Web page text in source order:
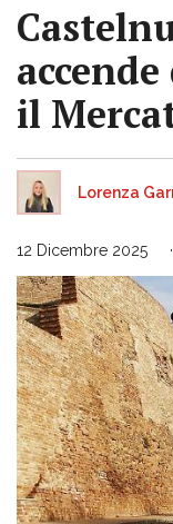
il
Lorenza
12 Dicembre 2025